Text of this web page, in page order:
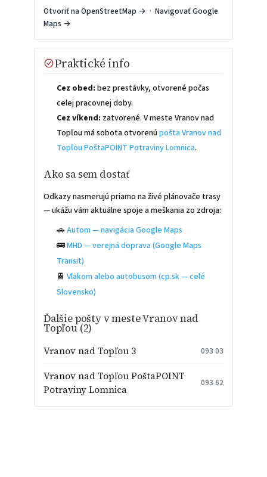
Otvoriť na OpenStreetMap → · Navigovať Google
Maps →
Praktické info
Cez obed: bez prestávky, otvorené počas
celej pracovnej doby.
Cez víkend: zatvorené. V meste Vranov nad
Topľou má sobota otvorenúpošta Vranov nad
Topľou PoštaPOINT Potraviny Lomnica.
Ako sa sem dostať
Odkazy nasmerujú priamo na živé plánovače trasy
— ukážu vám aktuálne spoje a meškania zo zdroja:
🚗Autom — navigácia Google Maps
🚌MHD — verejná doprava (Google Maps
Transit)
🚆Vlakom alebo autobusom (cp.sk — celé
Slovensko)
Ďalšie pošty v meste Vranov nad
Topľou (2)
Vranov nad Topľou 3 093 03
Vranov nad Topľou PoštaPOINT
Potraviny Lomnica
093 62